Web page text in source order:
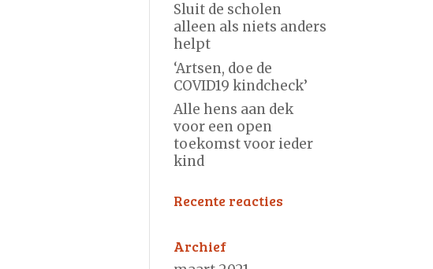
Sluit de scholen
alleen als niets anders
helpt
‘Artsen, doe de
COVID19 kindcheck’
Alle hens aan dek
voor een open
toekomst voor ieder
kind
Recente reacties
Archief